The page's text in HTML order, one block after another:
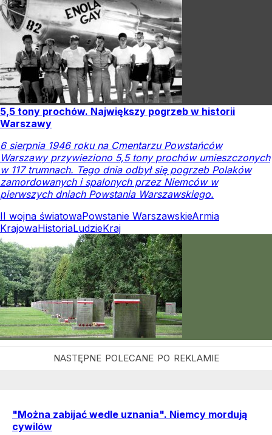
5,5 tony prochów. Największy pogrzeb w historii
Warszawy
6 sierpnia 1946 roku na Cmentarzu Powstańców
Warszawy przywieziono 5,5 tony prochów umieszczonych
w 117 trumnach. Tego dnia odbył się pogrzeb Polaków
zamordowanych i spalonych przez Niemców w
pierwszych dniach Powstania Warszawskiego.
II wojna światowaPowstanie WarszawskieArmia
KrajowaHistoriaLudzieKraj
"Można zabijać wedle uznania". Niemcy mordują
cywilów